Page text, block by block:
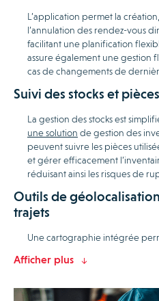
L’application permet la
l’annulation des rendez-vous
facilitant une planification
assure également une gestion
cas de changements de
Suivi des stocks et
La gestion des stocks est
une solution de gestion des
peuvent suivre les pièces
et gérer efficacement
réduisant ainsi les risques de
Outils de
trajets
Une cartographie intégrée
Afficher plus